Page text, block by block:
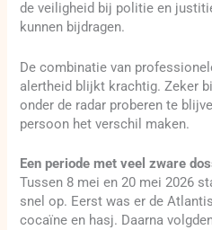
de veiligheid bij politie en
kunnen bijdragen.
De combinatie van
alertheid blijkt krachtig. Zeker
onder de radar proberen te
persoon het verschil maken.
Een periode met veel zware
Tussen 8 mei en 20 mei 2026
snel op. Eerst was er de
cocaïne en hasj. Daarna